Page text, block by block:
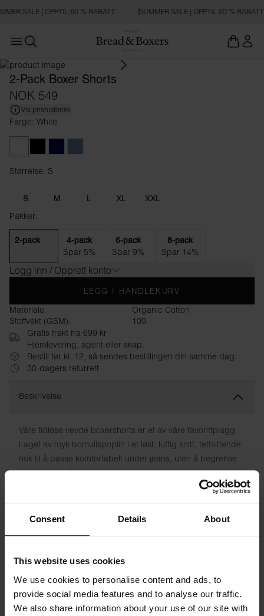
Consent Details About
This website uses cookies
We use cookies to personalise content and ads, to
provide social media features and to analyse our traffic.
We also share information about your use of our site with
SALE | OPPTIL 60 % RABATT SUMMER SALE | OPPTIL 60 % RABATT
Open main menu
2-Pack Boxer Shorts
NOK 549
Vis prishistorikk
Farge: White
Størrelse: S
S M L XL XXL
Pakker:
2-pack 4-pack
Spar 5%
6-pack
Spar 9%
8-pack
Spar 14%
Logg inn / Opprett konto
LEGG I HANDLEKURV
Materiale:
Organic Cotton
Stoffvekt (GSM):
100
Gratis frakt fra 699 kr
Hjemlevering, agent eller skap.
Bestill før kl. 12, så sendes bestillingen din samme dag.
30-dagers returrett
Beskrivelse
Våre tidløse vevde boxershorts er et av våre favorittplagg.
Laget av myk bomullspoplin i et løst, luftig snitt, tettsittende
nok til å passe komfortabelt under jeans, uten å begrense
bevegelsen. Skjult strikk i midjen, knappegylf og diskret
logo fullfører denne stilige klassikeren. I tillegg er de gode å
sove i!
Modellen på bildet er 185 cm høy og bruker størrelse M.
Spesifikasjon